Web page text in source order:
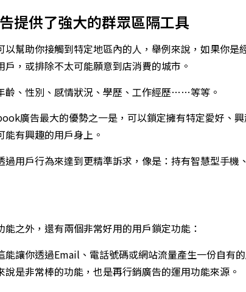
提供了強大的群眾區隔工具
幫助你接觸到特定地區內的人，舉例來說，如果你是
戶，或排除不太可能願意到店消費的城市。
齡、性別、感情狀況、學歷、工作經歷……等等。
廣告最大的優勢之一是，可以鎖定擁有特定愛好、
有興趣的用戶身上。
過用戶行為來達到更精準訴求，像是：持有智慧型手
能之外，還有兩個非常好用的用戶鎖定功能：
讓你透過Email、電話號碼或網站流量產生一份自有
說是非常棒的功能，也是再行銷廣告的運用功能來源。